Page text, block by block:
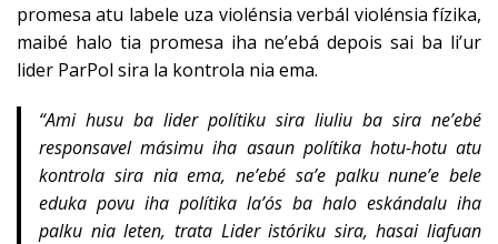
promesa atu labele uza violénsia verbál violénsia fízika,
maibé halo tia promesa iha ne’ebá depois sai ba li’ur
lider ParPol sira la kontrola nia ema.
“Ami husu ba lider polítiku sira liuliu ba sira ne’ebé
responsavel másimu iha asaun polítika hotu-hotu atu
kontrola sira nia ema, ne’ebé sa’e palku nune’e bele
eduka povu iha polítika la’ós ba halo eskándalu iha
palku nia leten, trata Lider istóriku sira, hasai liafuan